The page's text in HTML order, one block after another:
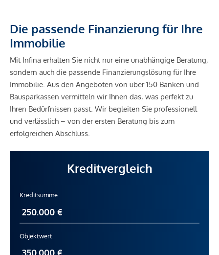
Die passende Finanzierung für Ihre
Immobilie
Mit Infina erhalten Sie nicht nur eine unabhängige Beratung,
sondern auch die passende Finanzierungslösung für Ihre
Immobilie. Aus den Angeboten von über 150 Banken und
Bausparkassen vermitteln wir Ihnen das, was perfekt zu
Ihren Bedürfnissen passt. Wir begleiten Sie professionell
und verlässlich – von der ersten Beratung bis zum
erfolgreichen Abschluss.
Kreditvergleich
Kreditsumme
Objektwert